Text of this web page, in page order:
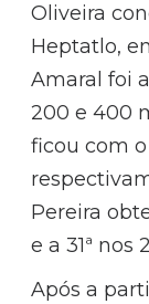
Oliveira
Heptatlo,
Amaral foi
200 e 400
ficou com o
Pereira
e a 31ª nos
Após a